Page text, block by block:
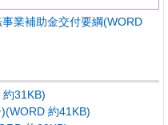
業補助金交付要綱(WORD
31KB)
約41KB)